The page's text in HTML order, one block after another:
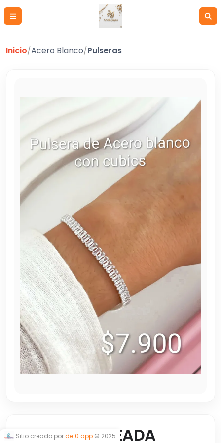
Inicio/Acero Blanco/Pulseras
CUBICS PLATEADA
Sitio creado porde10.app © 2025